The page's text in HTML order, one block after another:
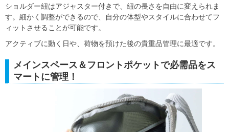
ショルダー紐はアジャスター付きで、紐の長さを自由に変えられま
す。細かく調整ができるので、自分の体型やスタイルに合わせてフ
ィットさせることが可能です。
アクティブに動く日や、荷物を預けた後の貴重品管理に最適です。
メインスペース＆フロントポケットで必需品をス
マートに管理！